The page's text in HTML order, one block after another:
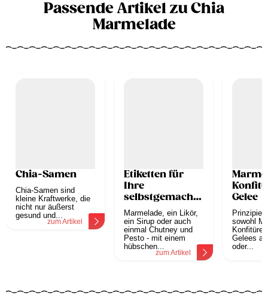
Passende Artikel zu Chia
Marmelade
Chia-Samen
Chia-Samen sind
kleine Kraftwerke, die
nicht nur äußerst
gesund und...
zum Artikel
Etiketten für
Ihre
selbstgemachten
Marmeladen
Marmelade, ein Likör,
ein Sirup oder auch
einmal Chutney und
Pesto - mit einem
hübschen...
zum Artikel
Gelee
sowohl
Konfitüre
Gelees
oder...